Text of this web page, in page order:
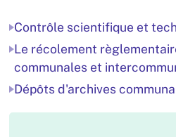
Contrôle scientifique et
Le récolement
communales et
Dépôts d'archives